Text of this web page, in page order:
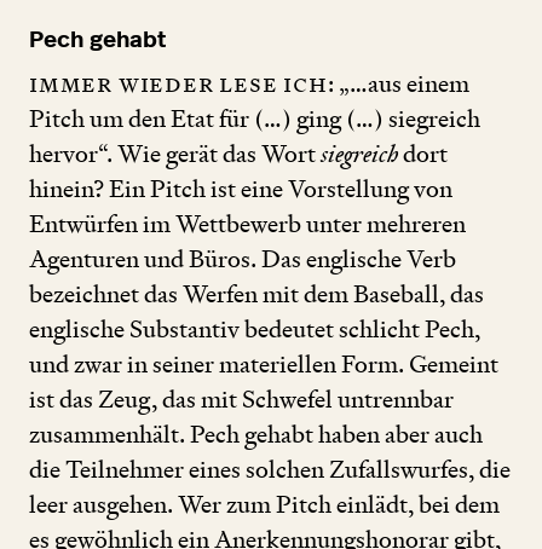
Pech gehabt
Immer wieder lese ich: „…aus einem
Pitch um den Etat für (…) ging (…) siegreich
hervor“. Wie gerät das Wortsiegreichdort
hinein? Ein Pitch ist eine Vorstellung von
Entwürfen im Wettbewerb unter mehreren
Agenturen und Büros. Das englische Verb
bezeichnet das Werfen mit dem Baseball, das
englische Substantiv bedeutet schlicht Pech,
und zwar in seiner materiellen Form. Gemeint
ist das Zeug, das mit Schwefel untrennbar
zusammenhält. Pech gehabt haben aber auch
die Teilnehmer eines solchen Zufallswurfes, die
leer ausgehen. Wer zum Pitch einlädt, bei dem
es gewöhnlich ein Anerkennungshonorar gibt,